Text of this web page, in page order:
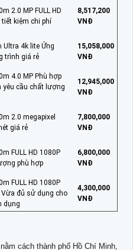
2.0 MP FULL HD
tiết kiệm chi phí
8,517,200
VNĐ
Ultra 4k lite Ứng
trình giá rẻ
15,058,000
VNĐ
4.0 MP Phù hợp
yêu cầu chất lượng
12,945,000
VNĐ
2.0 megapixel
giá rẻ
7,800,000
VNĐ
FULL HD 1080P
phù hợp
6,800,000
VNĐ
FULL HD 1080P
Vừa đủ sử dụng cho
dụng
4,300,000
VNĐ
cách thành phố Hồ Chí Minh,